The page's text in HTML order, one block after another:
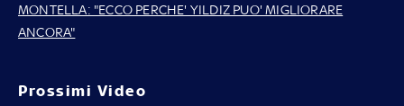
MONTELLA: "ECCO PERCHE' YILDIZ PUO' MIGLIORARE
ANCORA"
Prossimi Video